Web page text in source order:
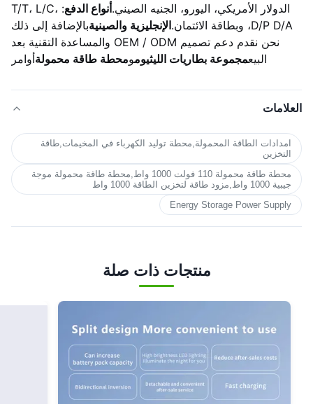
الدولار الأمريكي، اليورو، الجنيه الصيني.أنواع الدفع : T/T، L/C،
D/P D/A، وبطاقة الائتمان.
الإنجليزية والصينيةبالإضافة إلى ذلك
نحن نقدم دعم تصميم OEM / ODM والمساعدة التقنية بعد
البيعمجموعة بطاريات الليثيومومحطة طاقة محمولةأوامر
العلامات
امدادات الطاقة المحمولة,محطة توليد الكهرباء في المخيمات,طاقة
التخزين
محطة طاقة محمولة 110 فولت 1000 واط,محطة طاقة محمولة موجة
جيبية 1000 واط,مزود طاقة لتخزين الطاقة 1000 واط
Energy Storage Power Supply
منتجات ذات صلة